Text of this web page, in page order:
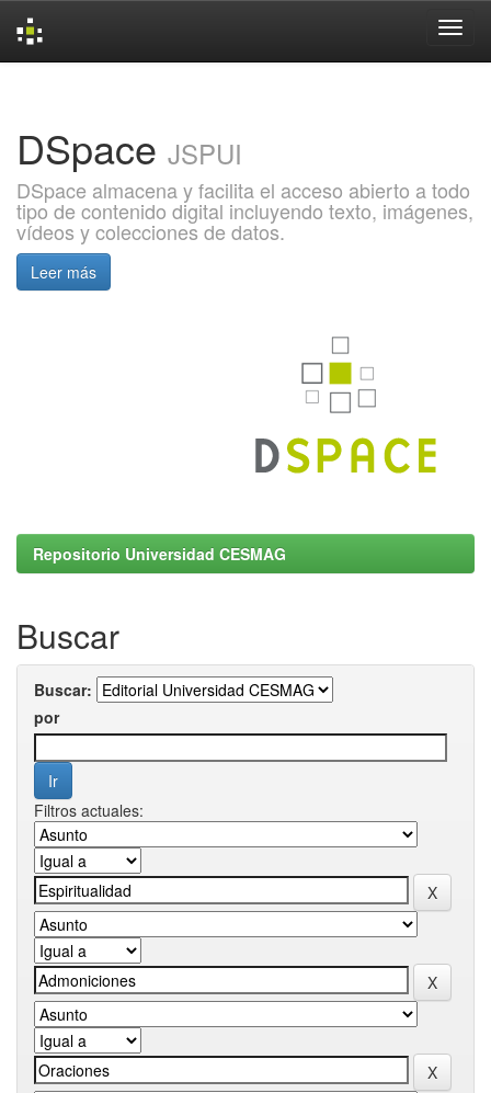
DSpace JSPUI
DSpace almacena y facilita el acceso abierto a todo
tipo de contenido digital incluyendo texto, imágenes,
vídeos y colecciones de datos.
Leer más
Repositorio Universidad CESMAG
Buscar
Buscar:
por
Filtros actuales: